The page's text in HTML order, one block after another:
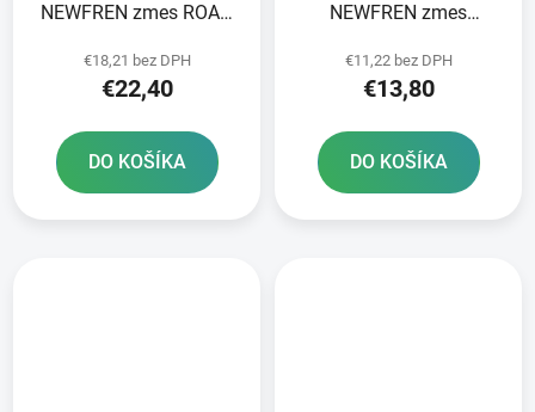
NEWFREN zmes ROAD
v balení
€18,21 bez DPH
€22,40
DO KOŠÍKA
NEWFREN zmes
ORGANIC 2 ks v balení
€11,22 bez DPH
€13,80
DO KOŠÍKA